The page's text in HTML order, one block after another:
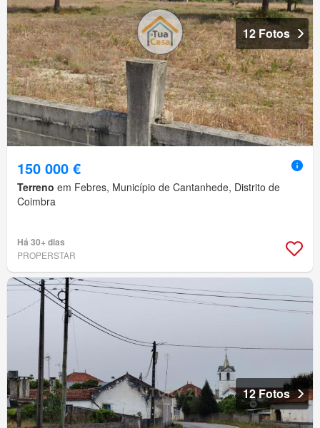
12 Fotos
150 000 €
Terreno em Febres, Município de Cantanhede, Distrito de
Coimbra
Há 30+ dias
PROPERSTAR
12 Fotos